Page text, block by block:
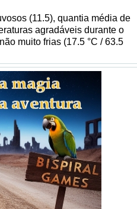
(11.5), quantia média de
agradáveis durante o
muito frias (17.5 °C / 63.5